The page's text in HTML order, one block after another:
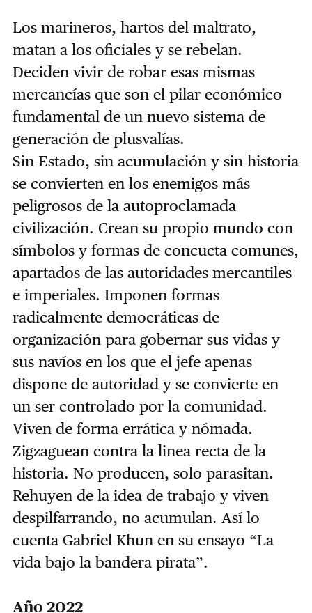
Los marineros, hartos del maltrato,
matan a los oficiales y se rebelan.
Deciden vivir de robar esas mismas
mercancías que son el pilar económico
fundamental de un nuevo sistema de
generación de plusvalías.
Sin Estado, sin acumulación y sin historia
se convierten en los enemigos más
peligrosos de la autoproclamada
civilización. Crean su propio mundo con
símbolos y formas de concucta comunes,
apartados de las autoridades mercantiles
e imperiales. Imponen formas
radicalmente democráticas de
organización para gobernar sus vidas y
sus navíos en los que el jefe apenas
dispone de autoridad y se convierte en
un ser controlado por la comunidad.
Viven de forma errática y nómada.
Zigzaguean contra la linea recta de la
historia. No producen, solo parasitan.
Rehuyen de la idea de trabajo y viven
despilfarrando, no acumulan. Así lo
cuenta Gabriel Khun en su ensayo “La
vida bajo la bandera pirata”.
Año 2022